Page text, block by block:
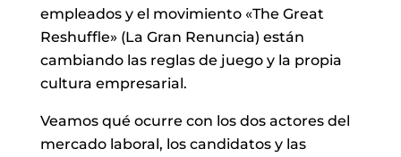
empleados y el movimiento «The Great
Reshuffle» (La Gran Renuncia) están
cambiando las reglas de juego y la propia
cultura empresarial.
Veamos qué ocurre con los dos actores del
mercado laboral, los candidatos y las